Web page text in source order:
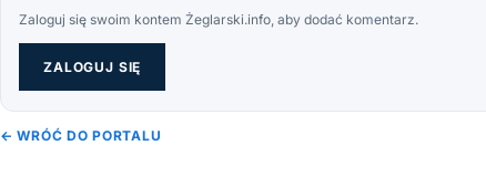
Zaloguj się swoim kontem Żeglarski.info, aby dodać komentarz.
ZALOGUJ SIĘ
← WRÓĆ DO PORTALU